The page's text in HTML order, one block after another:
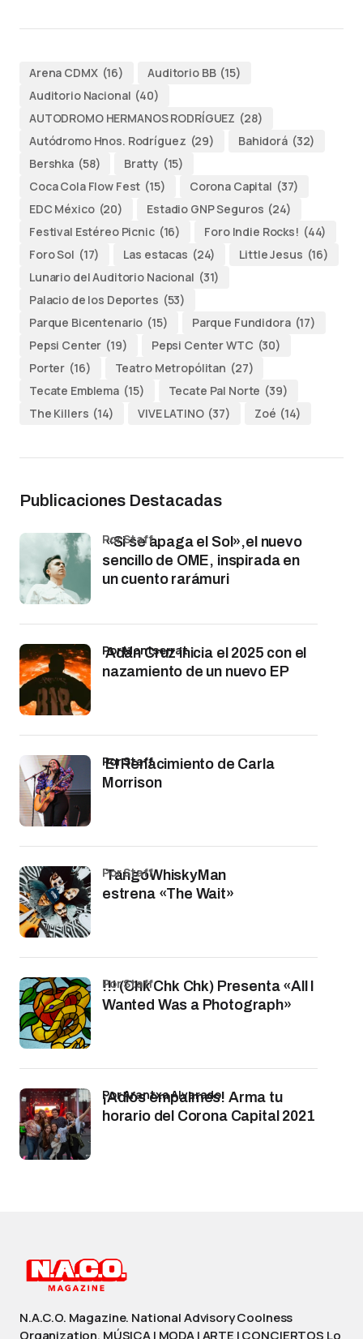
Arena CDMX (16) Auditorio BB (15)
Auditorio Nacional (40)
AUTODROMO HERMANOS RODRÍGUEZ (28)
Autódromo Hnos. Rodríguez (29) Bahidorá (32)
Bershka (58) Bratty (15)
Coca Cola Flow Fest (15) Corona Capital (37)
EDC México (20) Estadio GNP Seguros (24)
Festival Estéreo Picnic (16) Foro Indie Rocks! (44)
Foro Sol (17) Las estacas (24) Little Jesus (16)
Lunario del Auditorio Nacional (31)
Palacio de los Deportes (53)
Parque Bicentenario (15) Parque Fundidora (17)
Pepsi Center (19) Pepsi Center WTC (30)
Porter (16) Teatro Metropólitan (27)
Tecate Emblema (15) Tecate Pal Norte (39)
The Killers (14) VIVE LATINO (37) Zoé (14)
Publicaciones Destacadas
«Si se apaga el Sol»,el nuevo
sencillo de OME, inspirada en
un cuento rarámuri
por Staff
Adán Cruz inicia el 2025 con el
nazamiento de un nuevo EP
por Montserrat
El Renacimiento de Carla
Morrison
por Staff
TangoWhiskyMan
estrena «The Wait»
por Staff
!!! (Chk Chk Chk) Presenta «All I
Wanted Was a Photograph»
por Staff
¡Adiós empalmes! Arma tu
horario del Corona Capital 2021
por Arantxa Alvarado
N.A.C.O. Magazine. National Advisory Coolness
Organization. MÚSICA | MODA | ARTE | CONCIERTOS Lo